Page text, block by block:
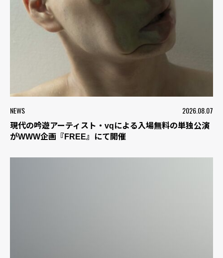
NEWS 2026.08.07
現代の吟遊アーティスト・vqによる入場無料の単独公演
がWWW企画『FREE』にて開催